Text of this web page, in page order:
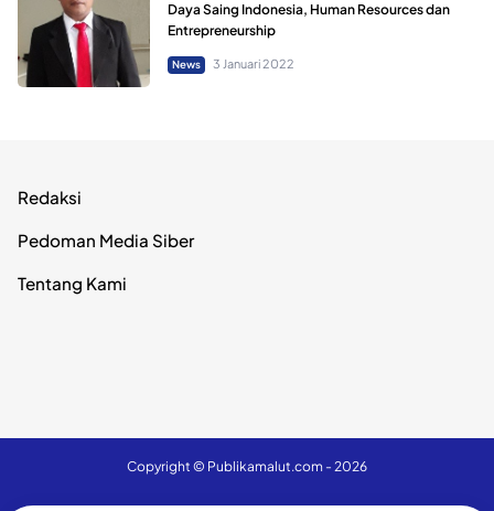
Daya Saing Indonesia, Human Resources dan
Entrepreneurship
News 3 Januari 2022
Redaksi
Pedoman Media Siber
Tentang Kami
Copyright © Publikamalut.com - 2026